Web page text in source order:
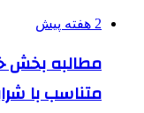
2 هفته پیش
مطالبه بخش
متناسب با